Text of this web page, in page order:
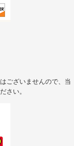
ございませんので、当
さい。